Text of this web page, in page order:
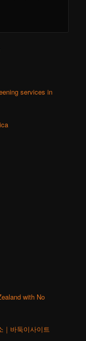
services in
with No
｜바둑이사이트